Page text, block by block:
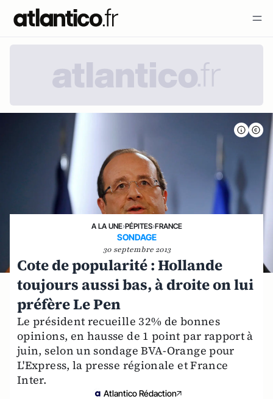
A LA UNE›PÉPITES›FRANCE
SONDAGE
30 septembre 2013
Cote de popularité : Hollande
toujours aussi bas, à droite on lui
préfère Le Pen
Le président recueille 32% de bonnes
opinions, en hausse de 1 point par rapport à
juin, selon un sondage BVA-Orange pour
L'Express, la presse régionale et France
Inter.
Atlantico Rédaction